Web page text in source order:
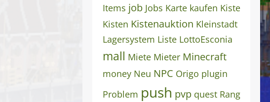
Items job Jobs Karte kaufen Kiste
Kisten Kistenauktion Kleinstadt
Lagersystem Liste LottoEsconia
mall Miete Mieter Minecraft
money Neu NPC Origo plugin
Problem push pvp quest Rang